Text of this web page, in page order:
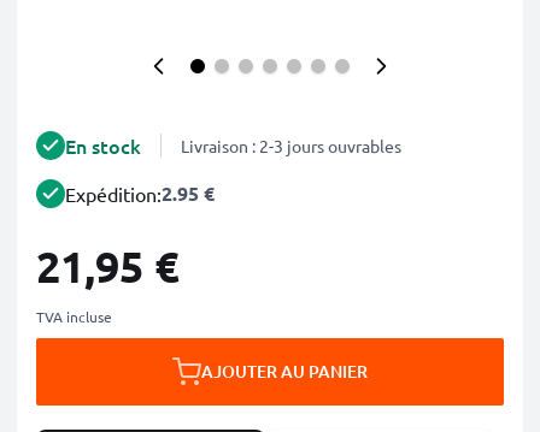
En stock Livraison : 2-3 jours ouvrables
Expédition:2.95 €
21,95 €
TVA incluse
AJOUTER AU PANIER